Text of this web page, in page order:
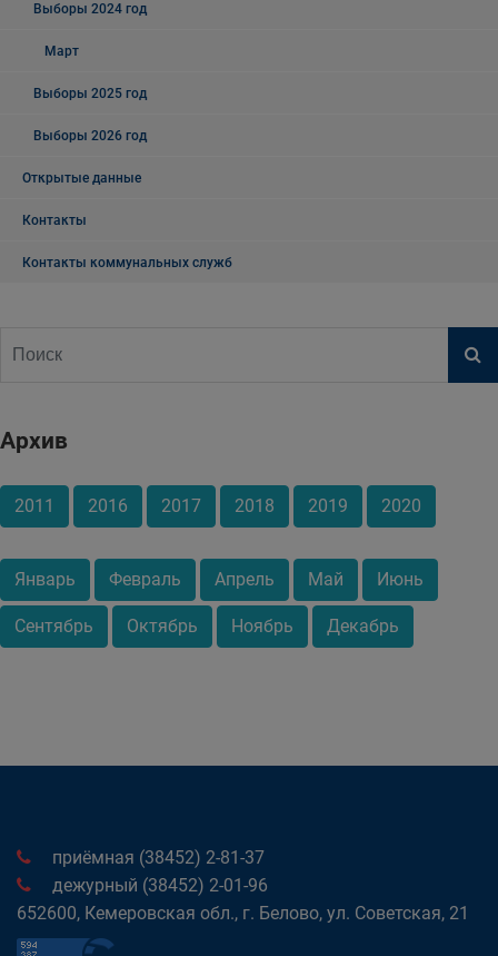
Выборы 2024 год
Март
Выборы 2025 год
Выборы 2026 год
Открытые данные
Контакты
Контакты коммунальных служб
Архив
2011 2016 2017 2018 2019 2020
Январь Февраль Апрель Май Июнь
Сентябрь Октябрь Ноябрь Декабрь
приёмная (38452) 2-81-37
дежурный (38452) 2-01-96
652600, Кемеровская обл., г. Белово, ул. Советская, 21